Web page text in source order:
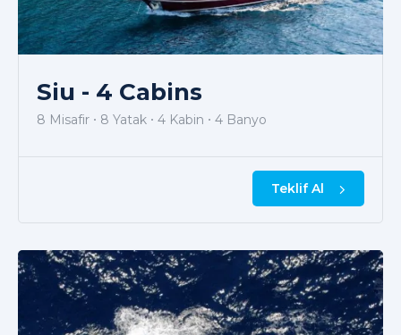
Siu - 4 Cabins
8 Misafir 8 Yatak 4 Kabin 4 Banyo
Teklif Al